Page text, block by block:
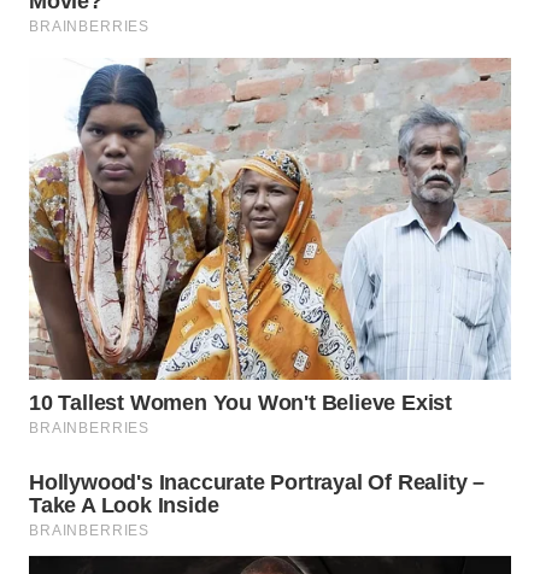
INFRASTRUKTUR
WAHANA
KONSUMEN
WAHANA
LISTRIK
WAHANA
TRAVEL
WAHANA
TV
WAHANANEWS
WAHANANEWS